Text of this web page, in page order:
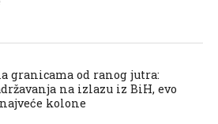
granicama od ranog jutra:
na izlazu iz BiH, evo
kolone